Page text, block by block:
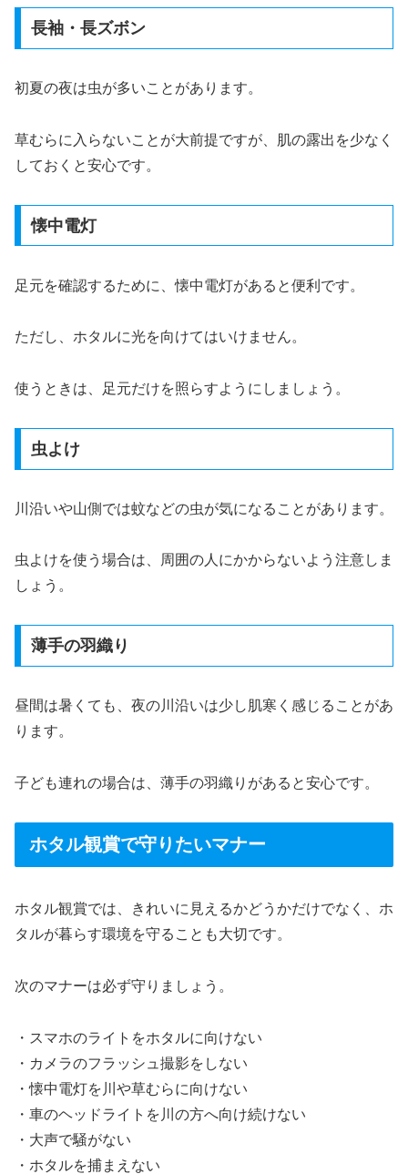
長袖・長ズボン
初夏の夜は虫が多いことがあります。
草むらに入らないことが大前提ですが、肌の露出を少なく
しておくと安心です。
懐中電灯
足元を確認するために、懐中電灯があると便利です。
ただし、ホタルに光を向けてはいけません。
使うときは、足元だけを照らすようにしましょう。
虫よけ
川沿いや山側では蚊などの虫が気になることがあります。
虫よけを使う場合は、周囲の人にかからないよう注意しま
しょう。
薄手の羽織り
昼間は暑くても、夜の川沿いは少し肌寒く感じることがあ
ります。
子ども連れの場合は、薄手の羽織りがあると安心です。
ホタル観賞で守りたいマナー
ホタル観賞では、きれいに見えるかどうかだけでなく、ホ
タルが暮らす環境を守ることも大切です。
次のマナーは必ず守りましょう。
・スマホのライトをホタルに向けない
・カメラのフラッシュ撮影をしない
・懐中電灯を川や草むらに向けない
・車のヘッドライトを川の方へ向け続けない
・大声で騒がない
・ホタルを捕まえない